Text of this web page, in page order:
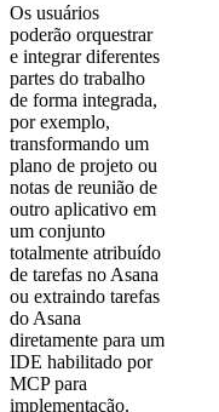
Os usuários
poderão orquestrar
e integrar diferentes
partes do trabalho
de forma integrada,
por exemplo,
transformando um
plano de projeto ou
notas de reunião de
outro aplicativo em
um conjunto
totalmente atribuído
de tarefas no Asana
ou extraindo tarefas
do Asana
diretamente para um
IDE habilitado por
MCP para
implementação.